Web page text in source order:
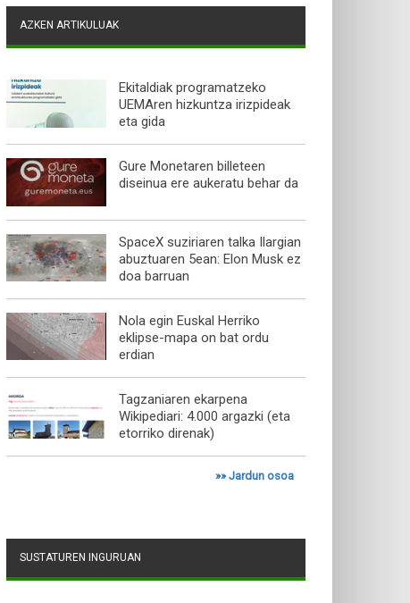
AZKEN ARTIKULUAK
Ekitaldiak programatzeko
UEMAren hizkuntza irizpideak
eta gida
Gure Monetaren billeteen
diseinua ere aukeratu behar da
SpaceX suziriaren talka Ilargian
abuztuaren 5ean: Elon Musk ez
doa barruan
Nola egin Euskal Herriko
eklipse-mapa on bat ordu
erdian
Tagzaniaren ekarpena
Wikipediari: 4.000 argazki (eta
etorriko direnak)
»»Jardun osoa
SUSTATUREN INGURUAN